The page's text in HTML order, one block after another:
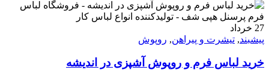
27 خرداد
پیشبند, تیشرت و پیراهن, روپوش
خرید لباس فرم و روپوش آشپزی در اندیشه